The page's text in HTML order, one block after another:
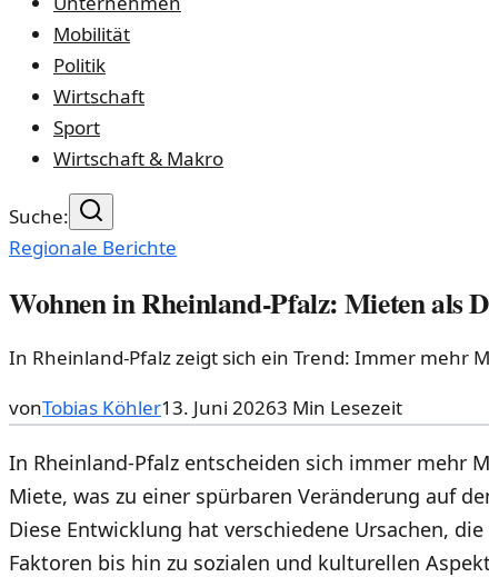
Mobilität
Politik
Wirtschaft
Sport
Wirtschaft & Makro
Suche:
Regionale Berichte
Wohnen in Rheinland-Pfalz: Mieten als
In Rheinland-Pfalz zeigt sich ein Trend: Immer mehr
vonTobias Köhler13. Juni 20263 Min Lesezeit
In Rheinland-Pfalz entscheiden sich immer mehr
Miete, was zu einer spürbaren Veränderung auf
Diese Entwicklung hat verschiedene Ursachen,
Faktoren bis hin zu sozialen und kulturellen